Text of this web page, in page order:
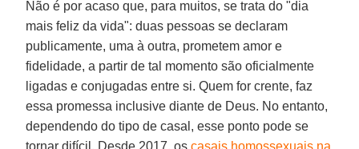
Não é por acaso que, para muitos, se trata do "dia
mais feliz da vida": duas pessoas se declaram
publicamente, uma à outra, prometem amor e
fidelidade, a partir de tal momento são oficialmente
ligadas e conjugadas entre si. Quem for crente, faz
essa promessa inclusive diante de Deus. No entanto,
dependendo do tipo de casal, esse ponto pode se
tornar difícil. Desde 2017, oscasais homossexuais na